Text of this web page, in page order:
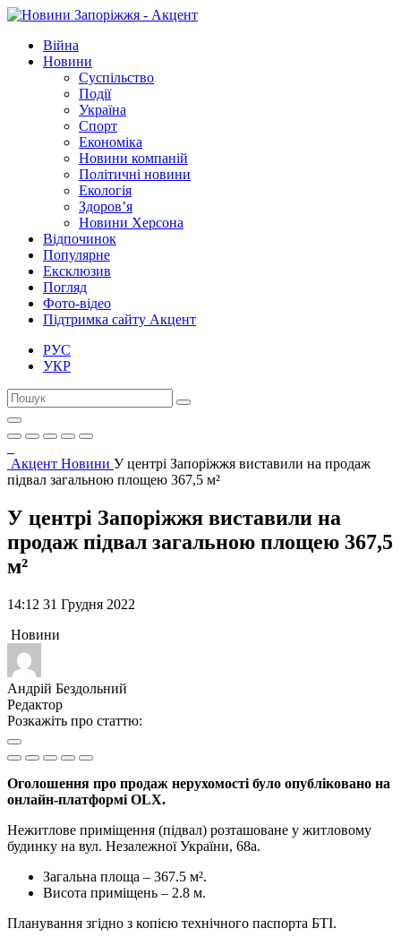
Війна
Новини
Суспільство
Події
Україна
Спорт
Економіка
Новини компаній
Політичні новини
Екологія
Здоров’я
Новини Херсона
Відпочинок
Популярне
Ексклюзив
Погляд
Фото-відео
Підтримка сайту Акцент
РУС
УКР
Акцент Новини У центрі Запоріжжя виставили на продаж
підвал загальною площею 367,5 м²
У центрі Запоріжжя виставили на
продаж підвал загальною площею 367,5
м²
14:12 31 Грудня 2022
Новини
Андрій Бездольний
Редактор
Розкажіть про статтю:
Оголошення про продаж нерухомості було опубліковано на
онлайн-платформі OLX.
Нежитлове приміщення (підвал) розташоване у житловому
будинку на вул. Незалежної України, 68а.
Загальна площа – 367.5 м².
Висота приміщень – 2.8 м.
Планування згідно з копією технічного паспорта БТІ.